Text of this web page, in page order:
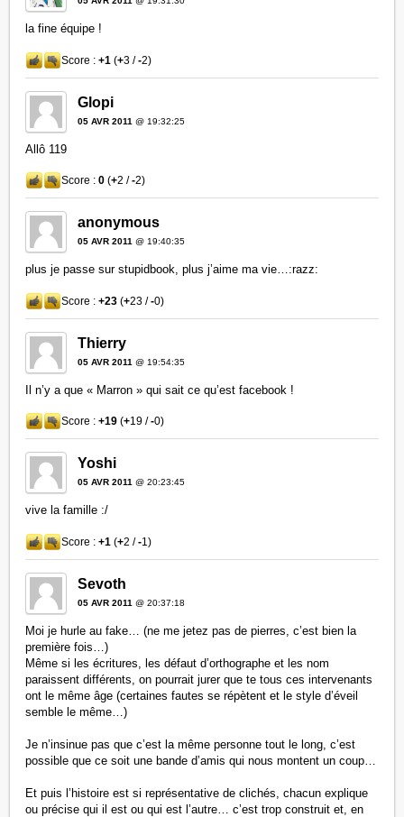
la fine équipe !
Score :+1 (+3 /-2)
Glopi
05 AVR 2011 @ 19:32:25
Allô 119
Score :0 (+2 /-2)
anonymous
05 AVR 2011 @ 19:40:35
plus je passe sur stupidbook, plus j’aime ma vie…:razz:
Score :+23 (+23 /-0)
Thierry
05 AVR 2011 @ 19:54:35
Il n’y a que « Marron » qui sait ce qu’est facebook !
Score :+19 (+19 /-0)
Yoshi
05 AVR 2011 @ 20:23:45
vive la famille :/
Score :+1 (+2 /-1)
Sevoth
05 AVR 2011 @ 20:37:18
Moi je hurle au fake… (ne me jetez pas de pierres, c’est bien la
première fois…)
Même si les écritures, les défaut d’orthographe et les nom
paraissent différents, on pourrait jurer que te tous ces intervenants
ont le même âge (certaines fautes se répètent et le style d’éveil
semble le même…)
Je n’insinue pas que c’est la même personne tout le long, c’est
possible que ce soit une bande d’amis qui nous montent un coup…
Et puis l’histoire est si représentative de clichés, chacun explique
ou précise qui il est ou qui est l’autre… c’est trop construit et, en